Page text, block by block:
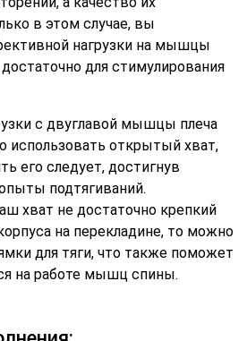
в этом случае, вы
нагрузки на мышцы
для стимулирования
с двуглавой мышцы плеча
использовать открытый хват,
его следует, достигнув
подтягиваний.
хват не достаточно крепкий
на перекладине, то можно
для тяги, что также поможет
на работе мышц спины.